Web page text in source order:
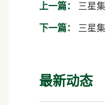
上一篇： 三星
下一篇： 三星
最新动态